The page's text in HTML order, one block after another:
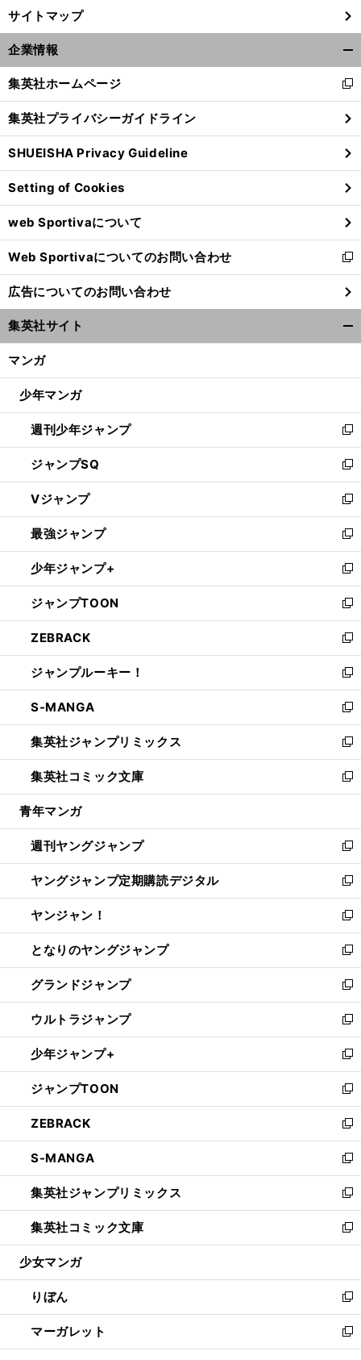
前
へ
サイトマップ
企業情報
閉
る
集英社ホームページ
新
し
い
ウ
ィ
ン
ド
ウ
で
開
く
集英社プライバシーガイドライン
SHUEISHA Privacy Guideline
Setting of Cookies
web Sportivaについて
Web Sportivaについてのお問い合わせ
新
し
い
ウ
ィ
ン
ウ
開
く
広告についてのお問い合わせ
集英社サイト
マンガ
少年マンガ
週刊少年ジャンプ
新
し
い
ウ
ィ
ン
ド
ウ
で
開
く
ジャンプSQ
新
し
い
ウ
ィ
ン
ド
ウ
で
開
く
Vジャンプ
新
し
い
ウ
ィ
ン
ド
ウ
で
開
く
最強ジャンプ
新
し
い
ウ
ィ
ン
ド
ウ
で
開
く
少年ジャンプ+
新
し
い
ウ
ィ
ン
ド
ウ
で
開
く
ジャンプTOON
新
し
い
ウ
ィ
ン
ド
ウ
で
開
く
ZEBRACK
新
し
い
ウ
ィ
ン
ド
ウ
で
開
ジャンプルーキー！
新
し
い
ウ
ィ
ン
ド
ウ
開
く
S-MANGA
新
し
い
ウ
ィ
ン
ウ
で
開
く
集英社ジャンプリミックス
新
し
い
ウ
ン
ド
ウ
で
開
く
集英社コミック文庫
新
し
ウ
ィ
ン
ド
ウ
で
開
く
青年マンガ
週刊ヤングジャンプ
新
し
い
ウ
ィ
ン
ド
ウ
で
開
く
ヤングジャンプ定期購読デジタル
新
し
い
ウ
ィ
ン
ド
ウ
で
開
く
ヤンジャン！
新
し
い
ウ
ィ
ン
ド
ウ
で
開
く
となりのヤングジャンプ
新
し
い
ウ
ィ
ン
ド
ウ
で
開
く
グランドジャンプ
新
し
い
ウ
ィ
ン
ド
ウ
で
開
く
ウルトラジャンプ
新
し
い
ウ
ィ
ン
ド
ウ
で
開
く
少年ジャンプ+
新
し
い
ウ
ィ
ン
ド
ウ
で
開
く
ジャンプTOON
新
し
い
ウ
ィ
ン
ド
ウ
で
開
ZEBRACK
新
し
い
ウ
ィ
ン
ド
ウ
開
く
S-MANGA
新
し
い
ウ
ィ
ン
ウ
で
開
く
集英社ジャンプリミックス
新
し
い
ウ
ン
ド
ウ
で
開
集英社コミック文庫
新
し
ウ
ィ
ン
ド
ウ
少女マンガ
りぼん
新
し
い
ウ
マーガレット
新
し